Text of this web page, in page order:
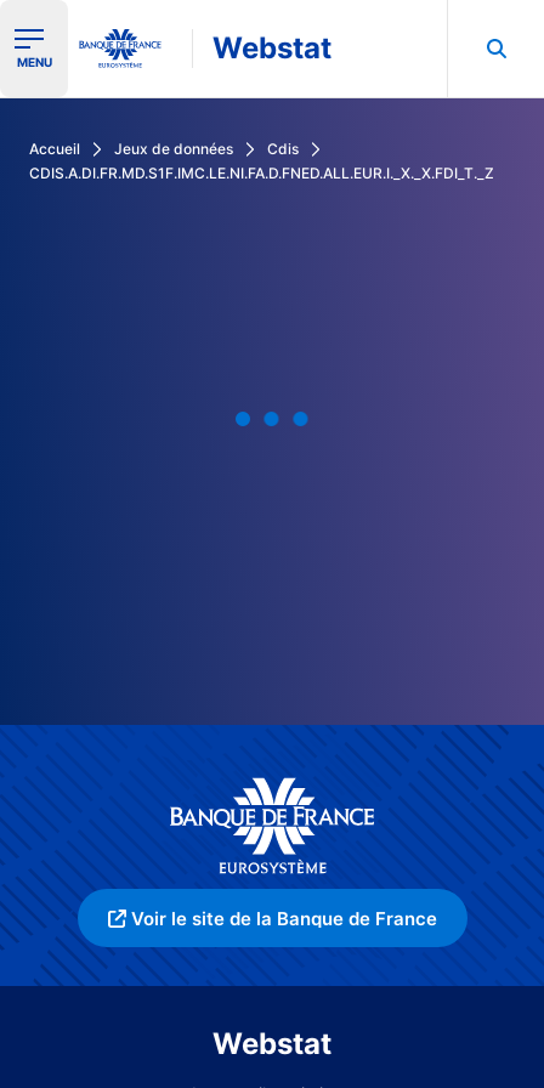
Ouvrir le menu de navigation
MENU Webstat
Accueil Jeux de données
Cdis
CDIS.A.DI.FR.MD.S1F.IMC.LE.NI.FA.D.FNED.ALL.EUR.I._X._X.FDI_T._Z
Voir le site de la Banque de France
Webstat